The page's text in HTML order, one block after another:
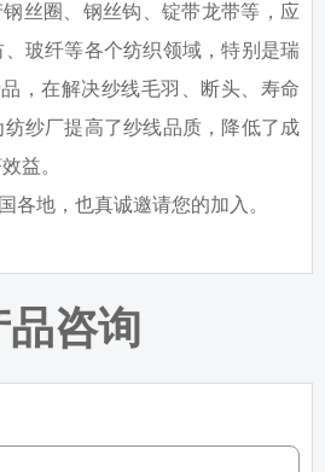
丝圈、钢丝钩、锭带龙带等，应
玻纤等各个纺织领域，特别是瑞
，在解决纱线毛羽、断头、寿命
纱厂提高了纱线品质，降低了成
益。
各地，也真诚邀请您的加入。
品咨询